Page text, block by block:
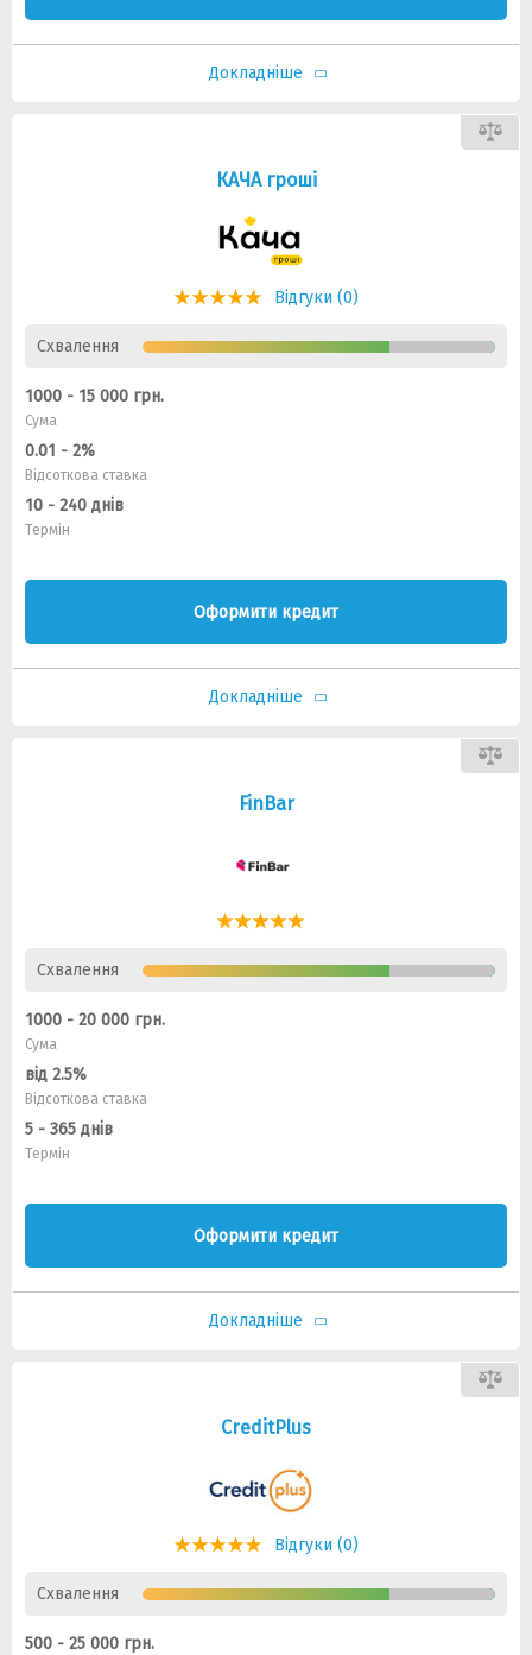
Докладніше
КАЧА гроші
Відгуки (0)
Схвалення
1000 - 15 000 грн.
Сума
0.01 - 2%
Відсоткова ставка
10 - 240 днів
Термін
Оформити кредит
Докладніше
FinBar
Схвалення
1000 - 20 000 грн.
Сума
від 2.5%
Відсоткова ставка
5 - 365 днів
Термін
Оформити кредит
Докладніше
CreditPlus
Відгуки (0)
Схвалення
500 - 25 000 грн.